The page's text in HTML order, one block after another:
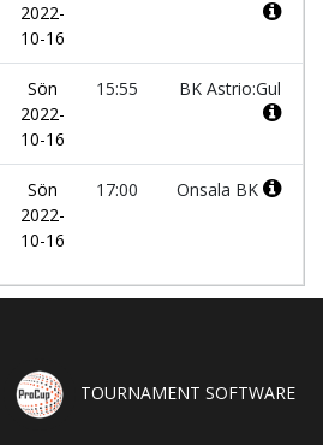
2022-
10-16
Sön
2022-
10-16
15:55 BK Astrio:Gul
Sön
2022-
10-16
17:00 Onsala BK
TOURNAMENT SOFTWARE